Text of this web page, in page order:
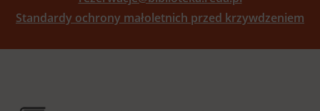
Standardy ochrony małoletnich przed krzywdzeniem